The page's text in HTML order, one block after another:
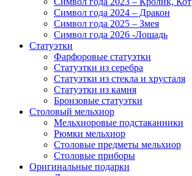
Символ года 2024 – Дракон
Символ года 2025 – Змея
Символ года 2026 -Лошадь
Статуэтки
Фарфоровые статуэтки
Статуэтки из серебра
Статуэтки из стекла и хрусталя
Статуэтки из камня
Бронзовые статуэтки
Столовый мельхиор
Мельхиоровые подстаканники
Рюмки мельхиор
Столовые предметы мельхиор
Столовые приборы
Оригинальные подарки